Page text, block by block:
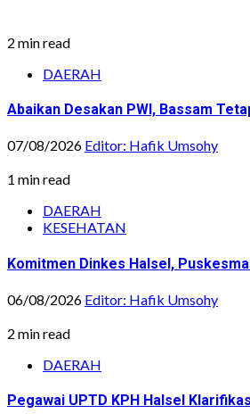
2 min read
DAERAH
Abaikan Desakan PWI, Bassam
07/08/2026 Editor: Hafik Umsohy
1 min read
DAERAH
KESEHATAN
Komitmen Dinkes Halsel,
06/08/2026 Editor: Hafik Umsohy
2 min read
DAERAH
Pegawai UPTD KPH Halsel